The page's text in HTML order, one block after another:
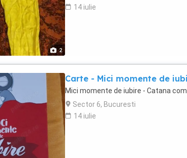
2
14 iulie
Carte - Mici momente de
Mici momente de iubire - Catana
Sector 6, Bucuresti
14 iulie